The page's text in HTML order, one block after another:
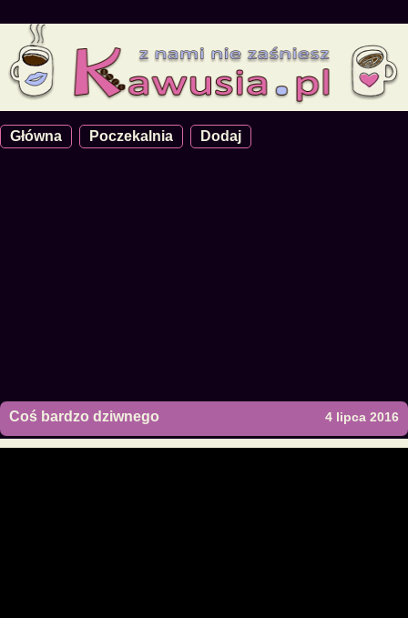
Główna Poczekalnia Dodaj
Coś bardzo dziwnego 4 lipca 2016